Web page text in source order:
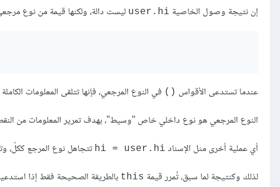
إن نتيجة وصول الخاصية user.hi ليست دالة، ولكنها قيمة من نوع
عندما تستدعى الأقواس () في النوع المرجعي، فإنها تتلقى المعلومات
النوع المرجعي هو نوع داخلي خاص "وسيط"، بهدف تمرير المعلومات من
أي عملية أخرى مثل الإسناد hi = user.hi تتجاهل نوع المرجع ككلّ،
لذلك وكنتيجة لما سبق، تُمرر قيمة this بالطريقة الصحيحة فقط إذا